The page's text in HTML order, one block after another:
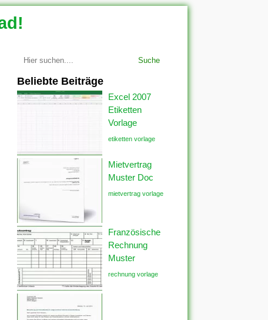
Suche
Beliebte Beiträge
Excel 2007
Etiketten
Vorlage
etiketten vorlage
Mietvertrag
Muster Doc
mietvertrag vorlage
Französische
Rechnung
Muster
rechnung vorlage